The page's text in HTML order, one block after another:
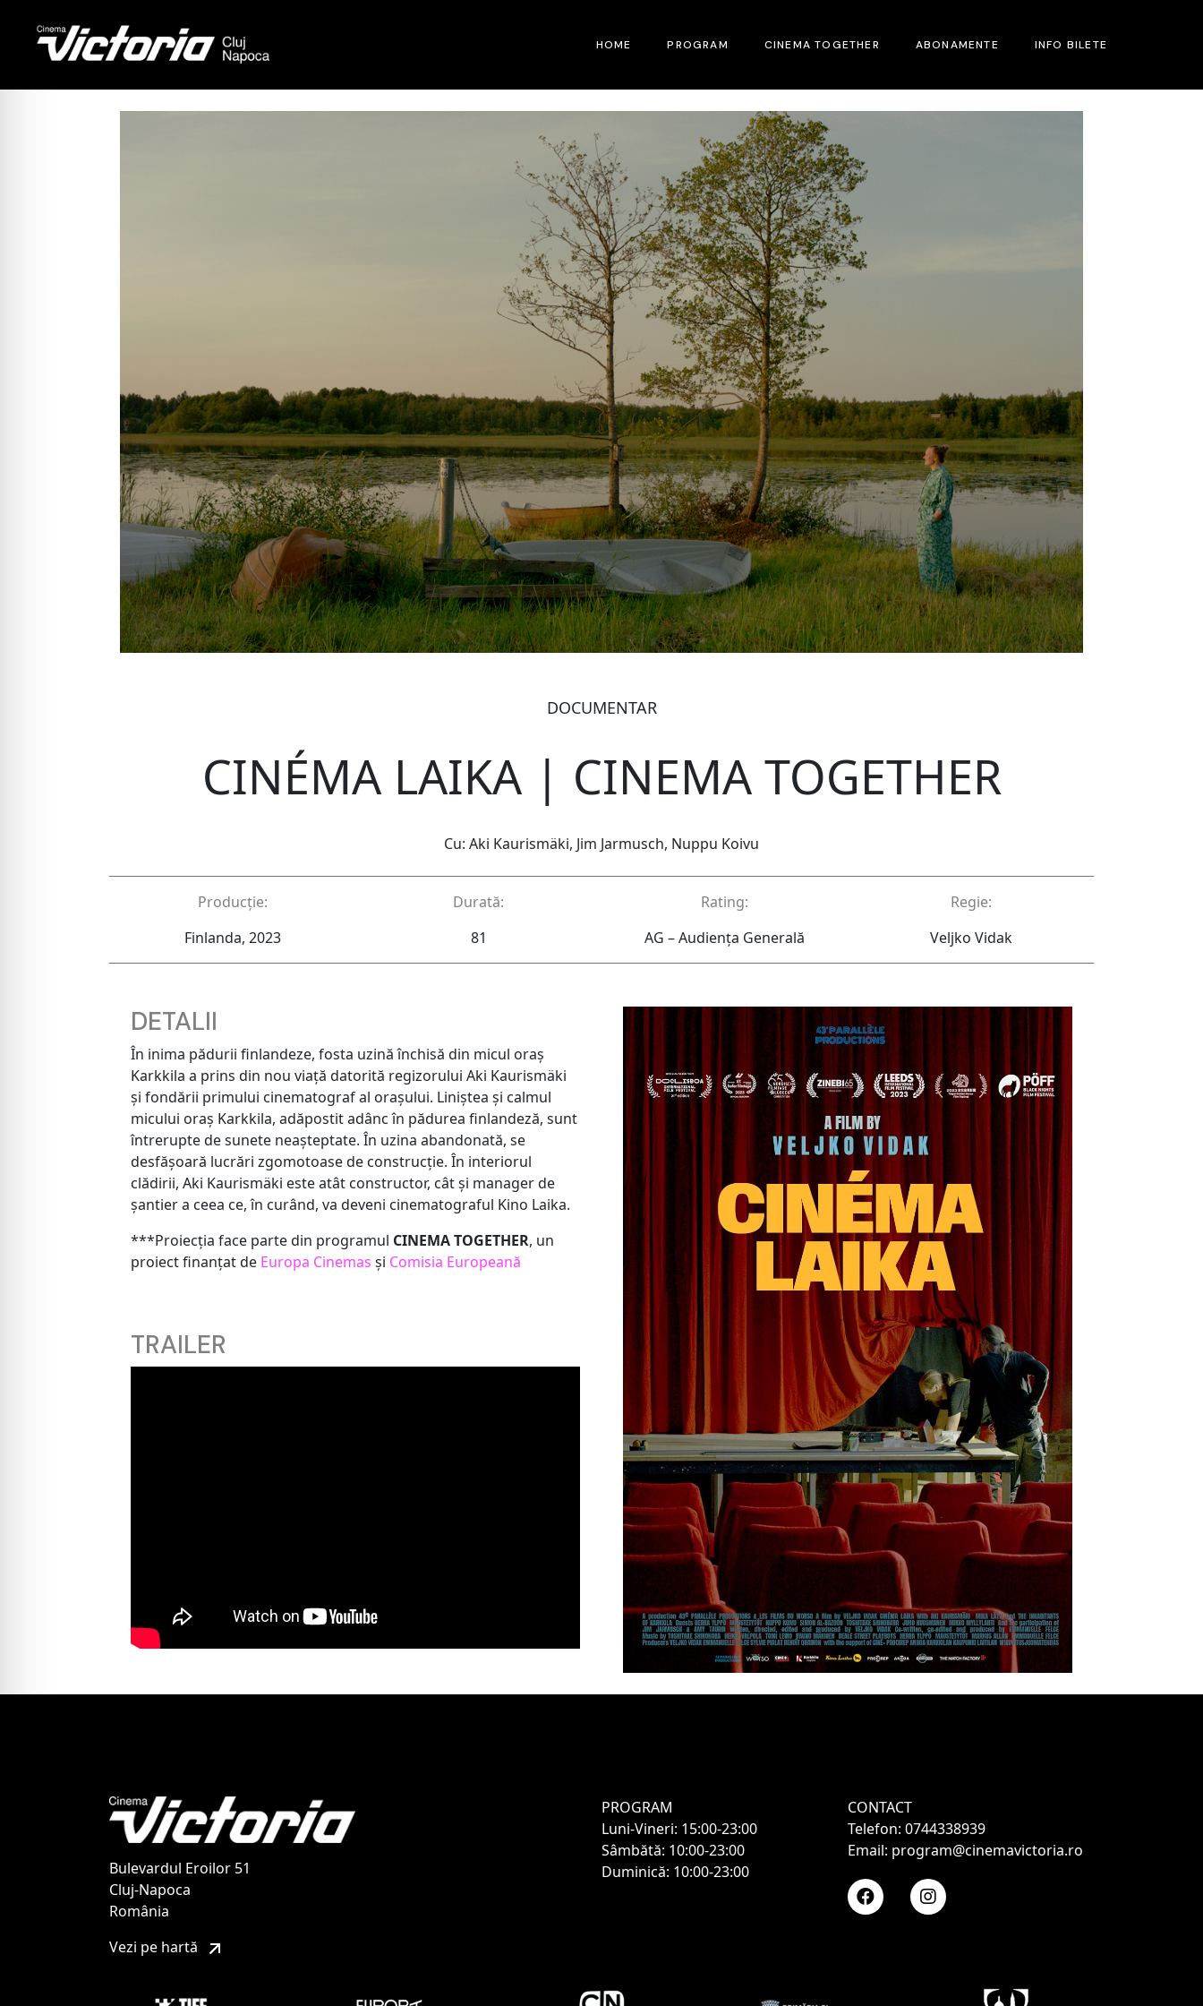
HOME PROGRAM CINEMA TOGETHER ABONAMENTE INFO BILETE
DOCUMENTAR
CINÉMA LAIKA | CINEMA TOGETHER
Cu: Aki Kaurismäki, Jim Jarmusch, Nuppu Koivu
Producție:
Finlanda, 2023
Durată:
81
Rating:
AG – Audienţa Generală
Regie:
Veljko Vidak
DETALII
În inima pădurii finlandeze, fosta uzină închisă din micul oraș
Karkkila a prins din nou viață datorită regizorului Aki Kaurismäki
și fondării primului cinematograf al orașului. Liniștea și calmul
micului oraș Karkkila, adăpostit adânc în pădurea finlandeză, sunt
întrerupte de sunete neașteptate. În uzina abandonată, se
desfășoară lucrări zgomotoase de construcție. În interiorul
clădirii, Aki Kaurismäki este atât constructor, cât și manager de
șantier a ceea ce, în curând, va deveni cinematograful Kino Laika.
***Proiecția face parte din programul CINEMA TOGETHER, un
proiect finanțat de Europa Cinemas și Comisia Europeană
TRAILER
Bulevardul Eroilor 51
Cluj-Napoca
România
Vezi pe hartă
PROGRAM
Luni-Vineri: 15:00-23:00
Sâmbătă: 10:00-23:00
Duminică: 10:00-23:00
CONTACT
Telefon: 0744338939
Email: program@cinemavictoria.ro